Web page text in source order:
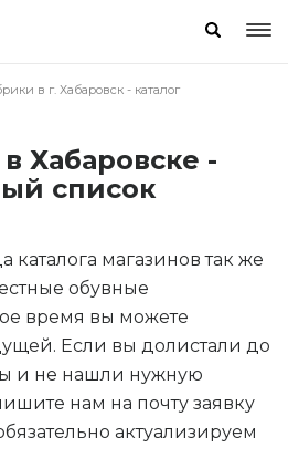
в г. Хабаровск - каталог
Хабаровске -
список
магазинов так же
обувные
время вы можете
Если вы долистали до
и не нашли нужную
нам на почту заявку
актуализируем